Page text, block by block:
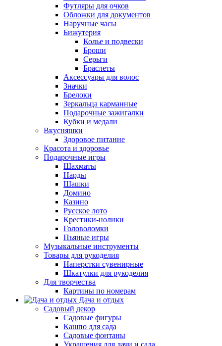
Футляры для очков
Обложки для документов
Наручные часы
Бижутерия
Колье и подвески
Броши
Серьги
Браслеты
Аксессуары для волос
Значки
Брелоки
Зеркальца карманные
Подарочные зажигалки
Кубки и медали
Вкусняшки
Здоровое питание
Красота и здоровье
Подарочные игры
Шахматы
Нарды
Шашки
Домино
Казино
Русское лото
Крестики-нолики
Головоломки
Пьяные игры
Музыкальные инструменты
Товары для рукоделия
Наперстки сувенирные
Шкатулки для рукоделия
Для творчества
Картины по номерам
Дача и отдых
Садовый декор
Садовые фигуры
Кашпо для сада
Садовые фонтаны
Украшения для дачи и сада